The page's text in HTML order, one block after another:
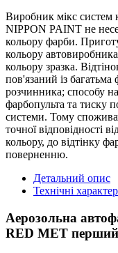
Виробник мікс систем
NIPPON PAINT не несе
кольору фарби.
кольору
кольору зразка.
пов'язаний із багатьма
розчинника; способу
фарбопульта та тиску
системи. Тому
точної відповідності
кольору, до відтінку
поверненню.
Детальний опис
Технічні
Аерозольна
RED MET